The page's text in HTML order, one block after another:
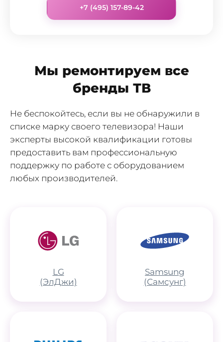
+7 (495) 157-89-42
Мы ремонтируем все
бренды ТВ
Не беспокойтесь, если вы не обнаружили в
списке марку своего телевизора! Наши
эксперты высокой квалификации готовы
предоставить вам профессиональную
поддержку по работе с оборудованием
любых производителей.
LG
(ЭлДжи)
Samsung
(Самсунг)